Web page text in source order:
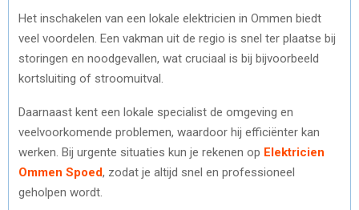
Het inschakelen van een lokale elektricien in Ommen biedt
veel voordelen. Een vakman uit de regio is snel ter plaatse bij
storingen en noodgevallen, wat cruciaal is bij bijvoorbeeld
kortsluiting of stroomuitval.
Daarnaast kent een lokale specialist de omgeving en
veelvoorkomende problemen, waardoor hij efficiënter kan
werken. Bij urgente situaties kun je rekenen op Elektricien
Ommen Spoed, zodat je altijd snel en professioneel
geholpen wordt.